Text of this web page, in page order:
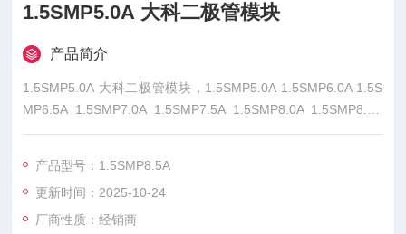
1.5SMP5.0A 大科二极管模块
产品简介
1.5SMP5.0A 大科二极管模块，1.5SMP5.0A 1.5SMP6.0A 1.5S
MP6.5A 1.5SMP7.0A 1.5SMP7.5A 1.5SMP8.0A 1.5SMP8.5A
1.5SMP9A 1.5SMP10A 1.5SMP11A
导体器件，在电力电子领域应用广泛。
产品型号：1.5SMP8.5A
更新时间：2025-10-24
厂商性质：经销商